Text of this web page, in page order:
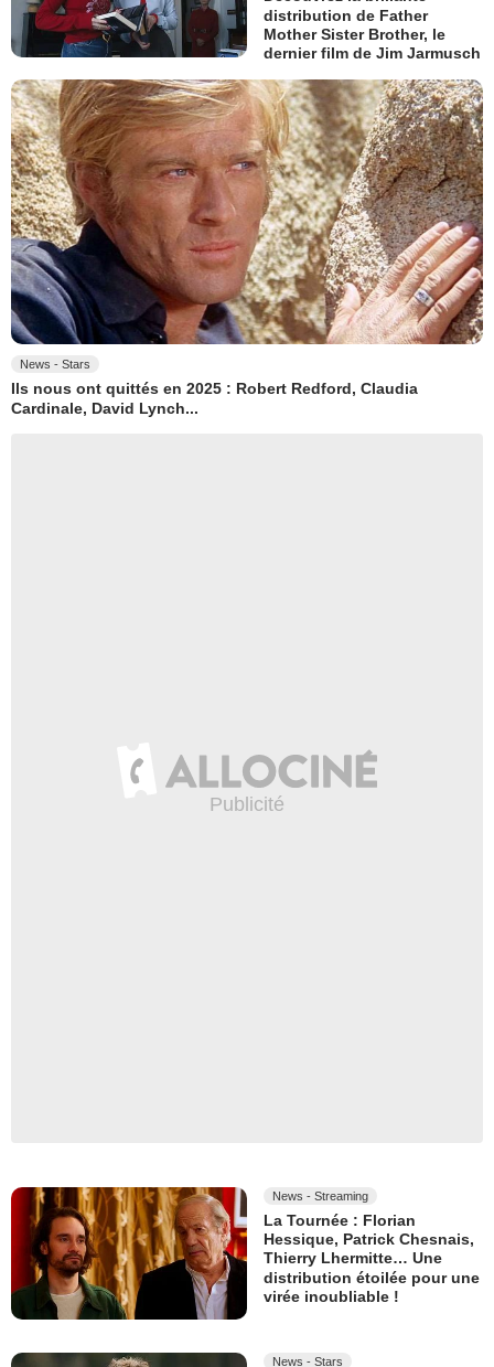
distribution de Father
Mother Sister Brother, le
dernier film de Jim Jarmusch
News - Stars
Ils nous ont quittés en 2025 : Robert Redford, Claudia
Cardinale, David Lynch...
News - Streaming
La Tournée : Florian
Hessique, Patrick Chesnais,
Thierry Lhermitte… Une
distribution étoilée pour une
virée inoubliable !
News - Stars